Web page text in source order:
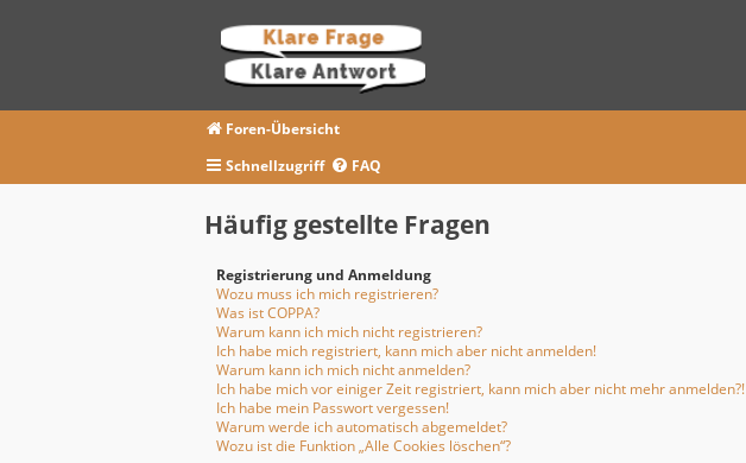
Foren-Übersicht
Schnellzugriff
FAQ
Häufig gestellte Fragen
Registrierung und Anmeldung
Wozu muss ich mich registrieren?
Was ist COPPA?
Warum kann ich mich nicht registrieren?
Ich habe mich registriert, kann mich aber nicht anmelden!
Warum kann ich mich nicht anmelden?
Ich habe mich vor einiger Zeit registriert, kann mich aber nicht mehr anmelden?!
Ich habe mein Passwort vergessen!
Warum werde ich automatisch abgemeldet?
Wozu ist die Funktion „Alle Cookies löschen“?